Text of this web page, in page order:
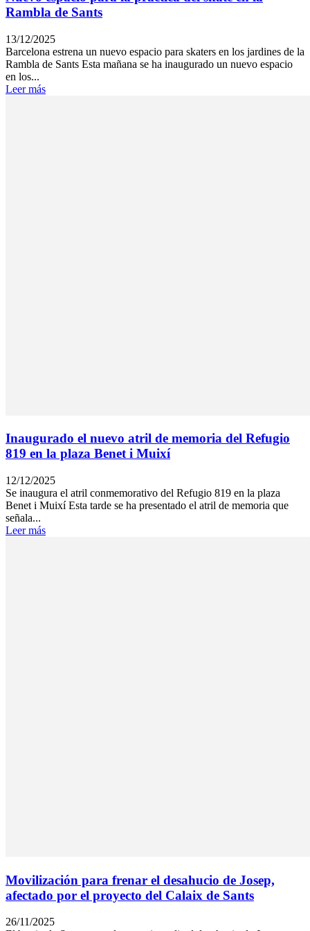
Rambla de Sants
13/12/2025
Barcelona estrena un nuevo espacio para skaters en los jardines de la
Rambla de Sants Esta mañana se ha inaugurado un nuevo espacio
en los...
Leer más
Inaugurado el nuevo atril de memoria del Refugio
819 en la plaza Benet i Muixí
12/12/2025
Se inaugura el atril conmemorativo del Refugio 819 en la plaza
Benet i Muixí Esta tarde se ha presentado el atril de memoria que
señala...
Leer más
Movilización para frenar el desahucio de Josep,
afectado por el proyecto del Calaix de Sants
26/11/2025